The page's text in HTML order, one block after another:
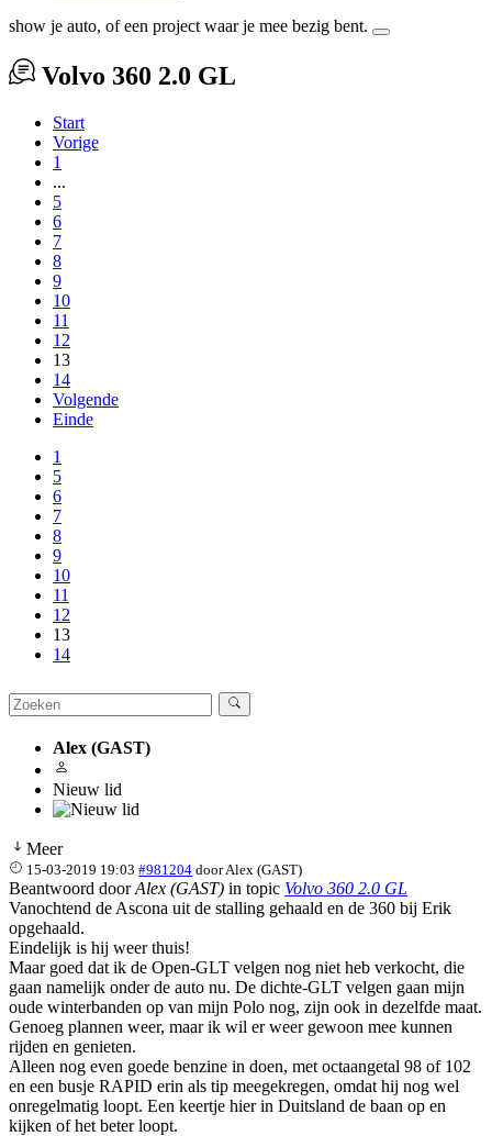
show je auto, of een project waar je mee bezig bent.
Volvo 360 2.0 GL
Start
Vorige
1
...
5
6
7
8
9
10
11
12
13
14
Volgende
Einde
1
5
6
7
8
9
10
11
12
13
14
Alex (GAST)
Nieuw lid
Meer
15-03-2019 19:03 #981204 doorAlex (GAST)
Beantwoord doorAlex (GAST) in topic Volvo 360 2.0 GL
Vanochtend de Ascona uit de stalling gehaald en de 360 bij Erik
opgehaald.
Eindelijk is hij weer thuis!
Maar goed dat ik de Open-GLT velgen nog niet heb verkocht, die
gaan namelijk onder de auto nu. De dichte-GLT velgen gaan mijn
oude winterbanden op van mijn Polo nog, zijn ook in dezelfde maat.
Genoeg plannen weer, maar ik wil er weer gewoon mee kunnen
rijden en genieten.
Alleen nog even goede benzine in doen, met octaangetal 98 of 102
en een busje RAPID erin als tip meegekregen, omdat hij nog wel
onregelmatig loopt. Een keertje hier in Duitsland de baan op en
kijken of het beter loopt.